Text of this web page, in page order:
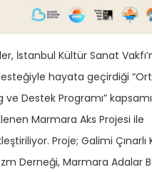
İstanbul Kültür Sanat
hayata geçirdiği
ve Destek Programı”
Marmara Aks Projesi ile
Proje; Galimi Çınarlı
Derneği, Marmara Adalar